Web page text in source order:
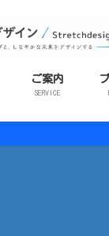
ご案内
SERVICE